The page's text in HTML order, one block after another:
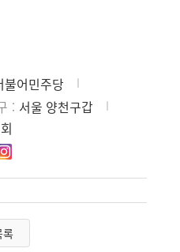
불어민주당
서울 양천구갑
록